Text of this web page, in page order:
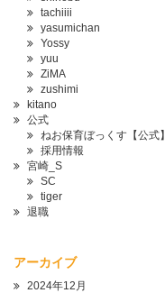
tachiiii
yasumichan
Yossy
yuu
ZiMA
zushimi
kitano
公式
ねお保育ぼっくす【公式】
採用情報
宮崎_S
SC
tiger
退職
アーカイブ
2024年12月